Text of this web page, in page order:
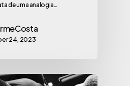
de uma analogia…
24, 2023